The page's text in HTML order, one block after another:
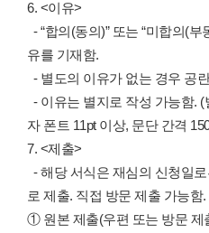
6. <이유>
- “합의(동의)” 또는 “미합의(
유를 기재함.
- 별도의 이유가 없는 경우 공
- 이유는 별지로 작성 가능함.
자 폰트 11pt 이상, 문단 간격
7. <제출>
- 해당 서식은 재심의 신청일
로 제출. 직접 방문 제출 가능함.
① 원본 제출(우편 또는 방문 제